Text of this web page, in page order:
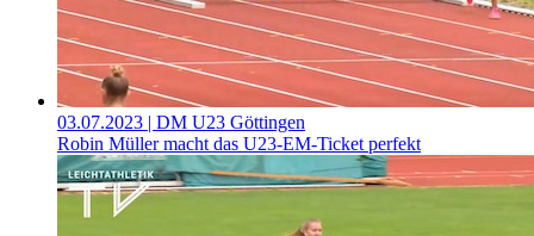
03.07.2023 | DM U23 Göttingen
Robin Müller macht das U23-EM-Ticket perfekt